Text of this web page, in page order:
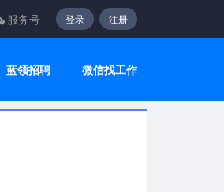
服务号 登录 注册
蓝领招聘 微信找工作